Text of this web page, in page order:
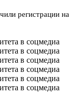
регистрации на